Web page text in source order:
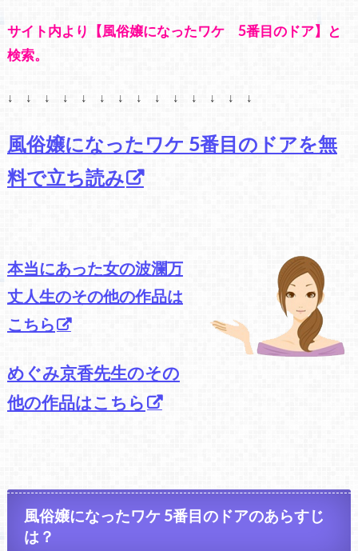
サイト内より【風俗嬢になったワケ 5番目のドア】と
検索。
↓ ↓ ↓ ↓ ↓ ↓ ↓ ↓ ↓ ↓ ↓ ↓ ↓ ↓
風俗嬢になったワケ 5番目のドアを無
料で立ち読み
本当にあった女の波瀾万
丈人生のその他の作品は
こちら
めぐみ京香先生のその
他の作品はこちら
風俗嬢になったワケ 5番目のドアのあらすじ
は？